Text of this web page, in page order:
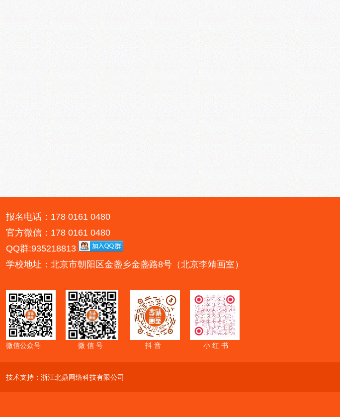
报名电话：178 0161 0480
官方微信：178 0161 0480
QQ群:935218813
学校地址：北京市朝阳区金盏乡金盏路8号（北京李靖画室）
微信公众号 微 信 号 抖 音 小 红 书
技术支持： 浙江北鼎网络科技有限公司